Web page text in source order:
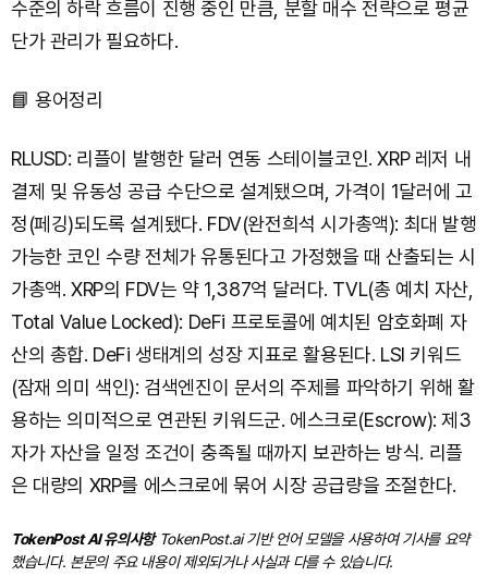
수준의 하락 흐름이 진행 중인 만큼, 분할 매수 전략으로 평균
단가 관리가 필요하다.
📘 용어정리
RLUSD: 리플이 발행한 달러 연동 스테이블코인. XRP 레저 내
결제 및 유동성 공급 수단으로 설계됐으며, 가격이 1달러에 고
정(페깅)되도록 설계됐다. FDV(완전희석 시가총액): 최대 발행
가능한 코인 수량 전체가 유통된다고 가정했을 때 산출되는 시
가총액. XRP의 FDV는 약 1,387억 달러다. TVL(총 예치 자산,
Total Value Locked): DeFi 프로토콜에 예치된 암호화폐 자
산의 총합. DeFi 생태계의 성장 지표로 활용된다. LSI 키워드
(잠재 의미 색인): 검색엔진이 문서의 주제를 파악하기 위해 활
용하는 의미적으로 연관된 키워드군. 에스크로(Escrow): 제3
자가 자산을 일정 조건이 충족될 때까지 보관하는 방식. 리플
은 대량의 XRP를 에스크로에 묶어 시장 공급량을 조절한다.
TokenPost AI 유의사항TokenPost.ai 기반 언어 모델을 사용하여 기사를 요약
했습니다. 본문의 주요 내용이 제외되거나 사실과 다를 수 있습니다.